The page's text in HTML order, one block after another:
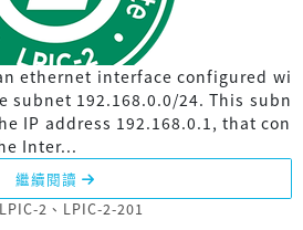
ethernet interface configured wi
subnet 192.168.0.0/24. This subn
IP address 192.168.0.1, that con
Inter...
繼續閱讀
LPIC-2 、 LPIC-2-201